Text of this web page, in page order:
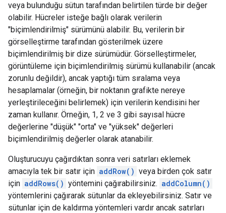
veya bulunduğu sütun tarafından belirtilen türde bir değer
olabilir. Hücreler isteğe bağlı olarak verilerin
"biçimlendirilmiş" sürümünü alabilir. Bu, verilerin bir
görselleştirme tarafından gösterilmek üzere
biçimlendirilmiş bir dize sürümüdür. Görselleştirmeler,
görüntüleme için biçimlendirilmiş sürümü kullanabilir (ancak
zorunlu değildir), ancak yaptığı tüm sıralama veya
hesaplamalar (örneğin, bir noktanın grafikte nereye
yerleştirileceğini belirlemek) için verilerin kendisini her
zaman kullanır. Örneğin, 1, 2 ve 3 gibi sayısal hücre
değerlerine "düşük" "orta" ve "yüksek" değerleri
biçimlendirilmiş değerler olarak atanabilir.
Oluşturucuyu çağırdıktan sonra veri satırları eklemek
amacıyla tek bir satır için addRow() veya birden çok satır
için addRows() yöntemini çağırabilirsiniz. addColumn()
yöntemlerini çağırarak sütunlar da ekleyebilirsiniz. Satır ve
sütunlar için de kaldırma yöntemleri vardır ancak satırları